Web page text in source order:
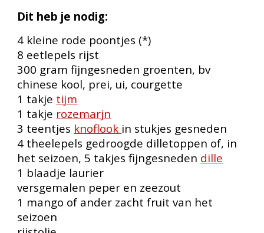
Dit heb je nodig:
4 kleine rode poontjes (*)
8 eetlepels rijst
300 gram fijngesneden groenten, bv
chinese kool, prei, ui, courgette
1 takje tijm
1 takje rozemarjn
3 teentjes knoflook in stukjes gesneden
4 theelepels gedroogde dilletoppen of, in
het seizoen, 5 takjes fijngesneden dille
1 blaadje laurier
versgemalen peper en zeezout
1 mango of ander zacht fruit van het
seizoen